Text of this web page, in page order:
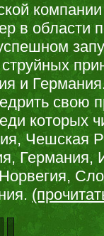
в области
и
свою
которых
Чешская
Германия,